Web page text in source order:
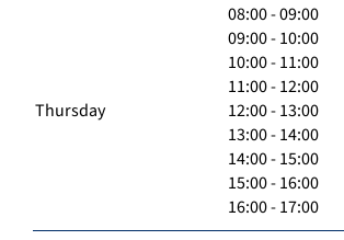
Thursday
08:00 - 09:00
09:00 - 10:00
10:00 - 11:00
11:00 - 12:00
12:00 - 13:00
13:00 - 14:00
14:00 - 15:00
15:00 - 16:00
16:00 - 17:00